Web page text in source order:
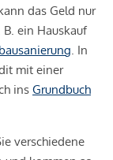
das Geld nur
ein Hauskauf
. In
mit einer
ins Grundbuch
verschiedene